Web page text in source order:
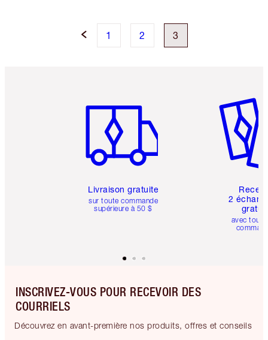
1 2 3
Livraison gratuite
sur toute commande
supérieure à 50 $
2
avec
INSCRIVEZ-VOUS POUR RECEVOIR DES
COURRIELS
Découvrez en avant-première nos produits, offres et conseils